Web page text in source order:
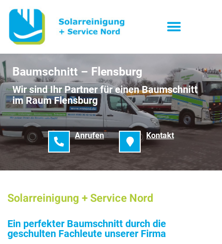
Baumschnitt – Flensburg
Wir sind Ihr Partner für einen Baumschnitt
im Raum Flensburg
Anrufen Kontakt
Solarreinigung + Service Nord
Ein perfekter Baumschnitt durch die
geschulten Fachleute unserer Firma